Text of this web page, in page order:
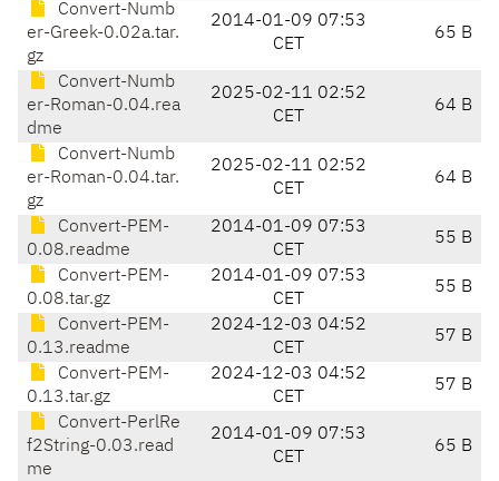
Convert-Numb
er-Greek-0.02a.tar.
gz
2014-01-09 07:53
CET
65 B
Convert-Numb
er-Roman-0.04.rea
dme
2025-02-11 02:52
CET
64 B
Convert-Numb
er-Roman-0.04.tar.
gz
2025-02-11 02:52
CET
64 B
Convert-PEM-
0.08.readme
2014-01-09 07:53
CET
55 B
Convert-PEM-
0.08.tar.gz
2014-01-09 07:53
CET
55 B
Convert-PEM-
0.13.readme
2024-12-03 04:52
CET
57 B
Convert-PEM-
0.13.tar.gz
2024-12-03 04:52
CET
57 B
Convert-PerlRe
f2String-0.03.read
me
2014-01-09 07:53
CET
65 B